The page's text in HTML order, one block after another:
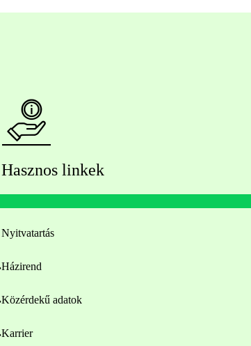
Hasznos linkek
Nyitvatartás
Házirend
Közérdekű adatok
Karrier